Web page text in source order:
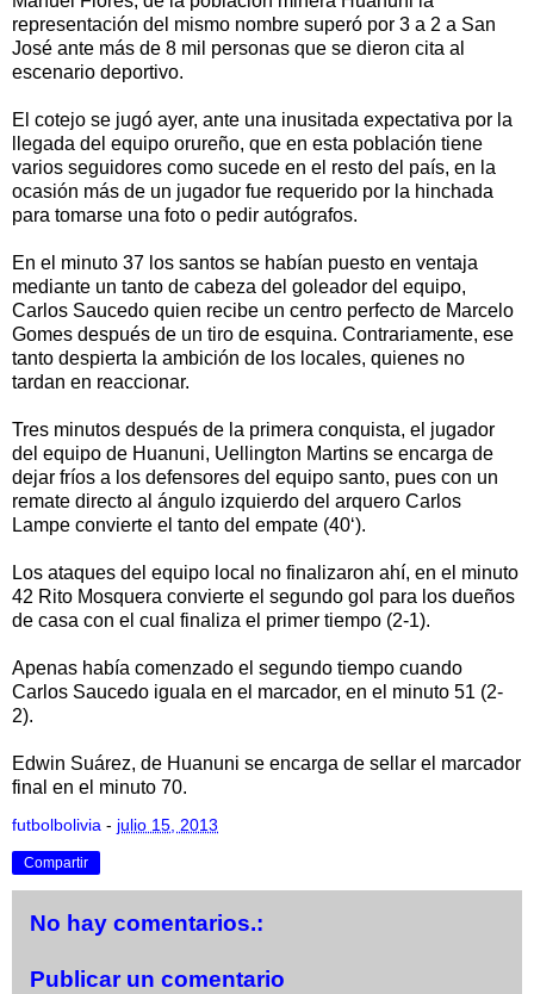
representación del mismo nombre superó por 3 a 2 a San
José ante más de 8 mil personas que se dieron cita al
escenario deportivo.
El cotejo se jugó ayer, ante una inusitada expectativa por la
llegada del equipo orureño, que en esta población tiene
varios seguidores como sucede en el resto del país, en la
ocasión más de un jugador fue requerido por la hinchada
para tomarse una foto o pedir autógrafos.
En el minuto 37 los santos se habían puesto en ventaja
mediante un tanto de cabeza del goleador del equipo,
Carlos Saucedo quien recibe un centro perfecto de Marcelo
Gomes después de un tiro de esquina. Contrariamente, ese
tanto despierta la ambición de los locales, quienes no
tardan en reaccionar.
Tres minutos después de la primera conquista, el jugador
del equipo de Huanuni, Uellington Martins se encarga de
dejar fríos a los defensores del equipo santo, pues con un
remate directo al ángulo izquierdo del arquero Carlos
Lampe convierte el tanto del empate (40‘).
Los ataques del equipo local no finalizaron ahí, en el minuto
42 Rito Mosquera convierte el segundo gol para los dueños
de casa con el cual finaliza el primer tiempo (2-1).
Apenas había comenzado el segundo tiempo cuando
Carlos Saucedo iguala en el marcador, en el minuto 51 (2-
2).
Edwin Suárez, de Huanuni se encarga de sellar el marcador
final en el minuto 70.
futbolbolivia - julio 15, 2013
Compartir
No hay comentarios.:
Publicar un comentario